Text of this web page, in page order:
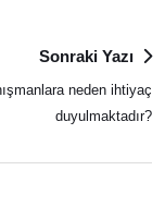
Sonraki Yazı
neden ihtiyaç
duyulmaktadır?